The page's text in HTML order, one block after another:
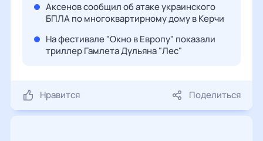
Аксенов сообщил об атаке украинского
БПЛА по многоквартирному дому в Керчи
На фестивале "Окно в Европу" показали
триллер Гамлета Дульяна "Лес"
Нравится Поделиться